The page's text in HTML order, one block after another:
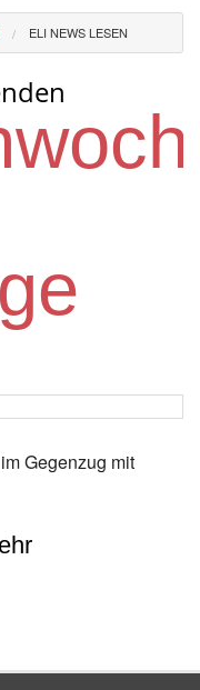
ELI NEWS LESEN
Gegenzug mit